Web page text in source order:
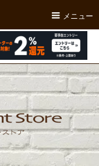
メニュー